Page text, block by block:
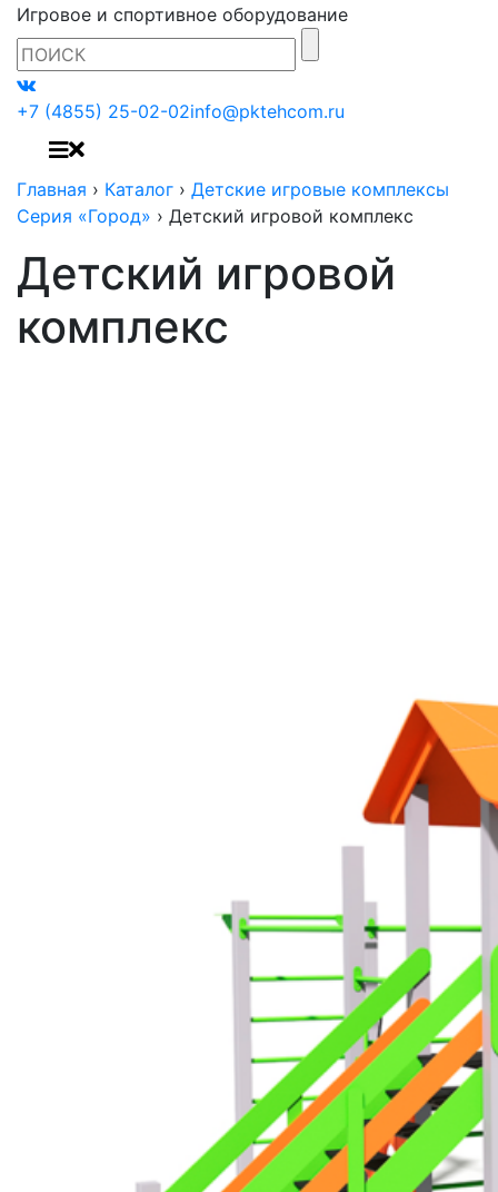
Игровое и спортивное оборудование
+7 (4855) 25-02-02info@pktehcom.ru
Главная › Каталог › Детские игровые комплексы
Серия «Город» › Детский игровой комплекс
Детский игровой
комплекс